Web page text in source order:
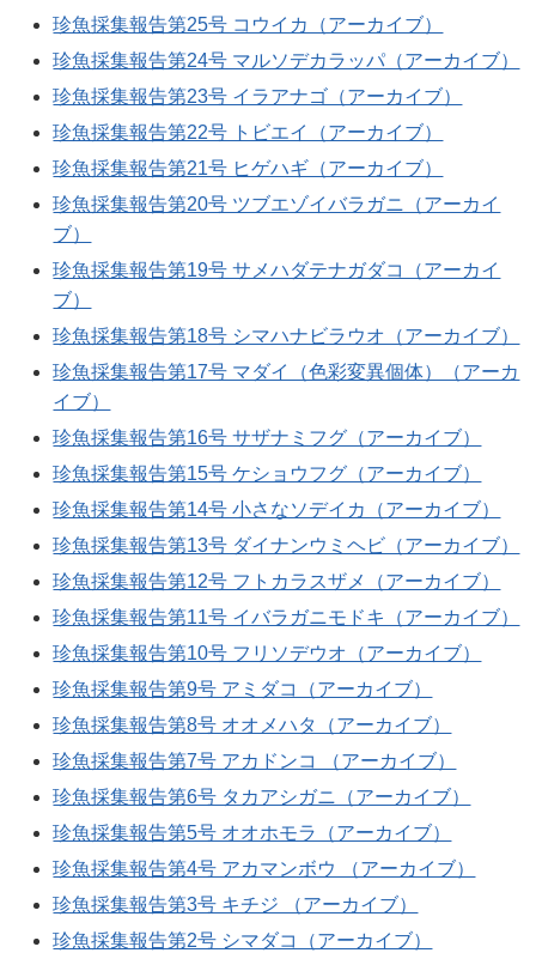
珍魚採集報告第25号 コウイカ（アーカイブ）
珍魚採集報告第24号 マルソデカラッパ（アーカイブ）
珍魚採集報告第23号 イラアナゴ（アーカイブ）
珍魚採集報告第22号 トビエイ（アーカイブ）
珍魚採集報告第21号 ヒゲハギ（アーカイブ）
珍魚採集報告第20号 ツブエゾイバラガニ（アーカイ
ブ）
珍魚採集報告第19号 サメハダテナガダコ（アーカイ
ブ）
珍魚採集報告第18号 シマハナビラウオ（アーカイブ）
珍魚採集報告第17号 マダイ（色彩変異個体）（アーカ
イブ）
珍魚採集報告第16号 サザナミフグ（アーカイブ）
珍魚採集報告第15号 ケショウフグ（アーカイブ）
珍魚採集報告第14号 小さなソデイカ（アーカイブ）
珍魚採集報告第13号 ダイナンウミヘビ（アーカイブ）
珍魚採集報告第12号 フトカラスザメ（アーカイブ）
珍魚採集報告第11号 イバラガニモドキ（アーカイブ）
珍魚採集報告第10号 フリソデウオ（アーカイブ）
珍魚採集報告第9号 アミダコ（アーカイブ）
珍魚採集報告第8号 オオメハタ（アーカイブ）
珍魚採集報告第7号 アカドンコ （アーカイブ）
珍魚採集報告第6号 タカアシガニ（アーカイブ）
珍魚採集報告第5号 オオホモラ（アーカイブ）
珍魚採集報告第4号 アカマンボウ （アーカイブ）
珍魚採集報告第3号 キチジ （アーカイブ）
珍魚採集報告第2号 シマダコ（アーカイブ）